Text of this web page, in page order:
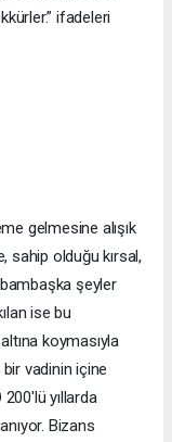
ifadeleri
gelmesine alışık
sahip olduğu kırsal,
şeyler
ise bu
koymasıyla
vadinin içine
yıllarda
Bizans